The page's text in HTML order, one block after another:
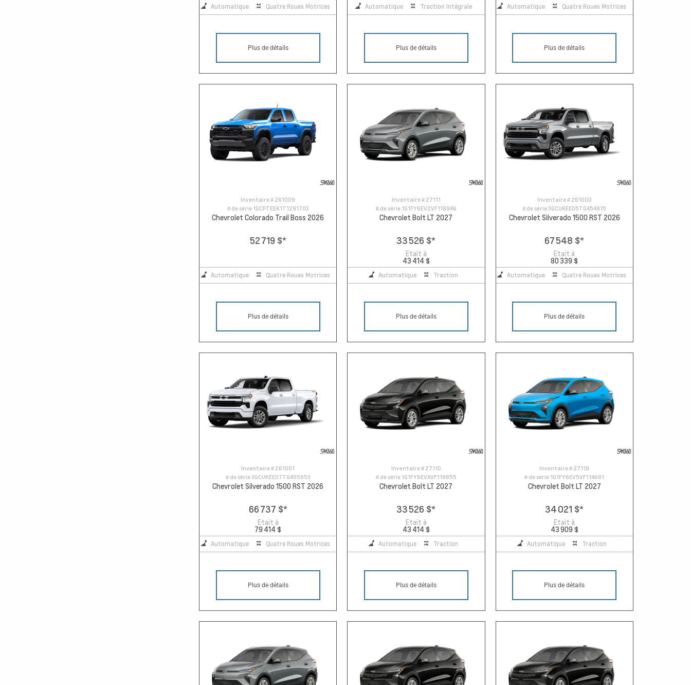
Automatique Quatre Roues Motrices
Plus de détails
Automatique Traction Intégrale
Plus de détails
Automatique Quatre Roues Motrices
Plus de détails
Inventaire # 261009
# de série 1GCPTEEK1T1291703
Chevrolet Colorado Trail Boss 2026
52 719 $*
Automatique Quatre Roues Motrices
Plus de détails
Inventaire # 27111
# de série 1G1FY6EV2VF118946
Chevrolet Bolt LT 2027
33 526 $*
Etait à
43 414 $
Automatique Traction
Plus de détails
Inventaire # 261000
# de série3GCUKEED5TG454815
Chevrolet Silverado 1500 RST 2026
67 548 $*
Etait à
80 339 $
Automatique Quatre Roues Motrices
Plus de détails
Inventaire # 261001
# de série3GCUKEED7TG455853
Chevrolet Silverado 1500 RST 2026
66 737 $*
Etait à
79 414 $
Automatique Quatre Roues Motrices
Plus de détails
Inventaire # 27110
# de série 1G1FY6EVXVF118855
Chevrolet Bolt LT 2027
33 526 $*
Etait à
43 414 $
Automatique Traction
Plus de détails
Inventaire # 27119
# de série 1G1FY6EV5VF114681
Chevrolet Bolt LT 2027
34 021 $*
Etait à
43 909 $
Automatique Traction
Plus de détails